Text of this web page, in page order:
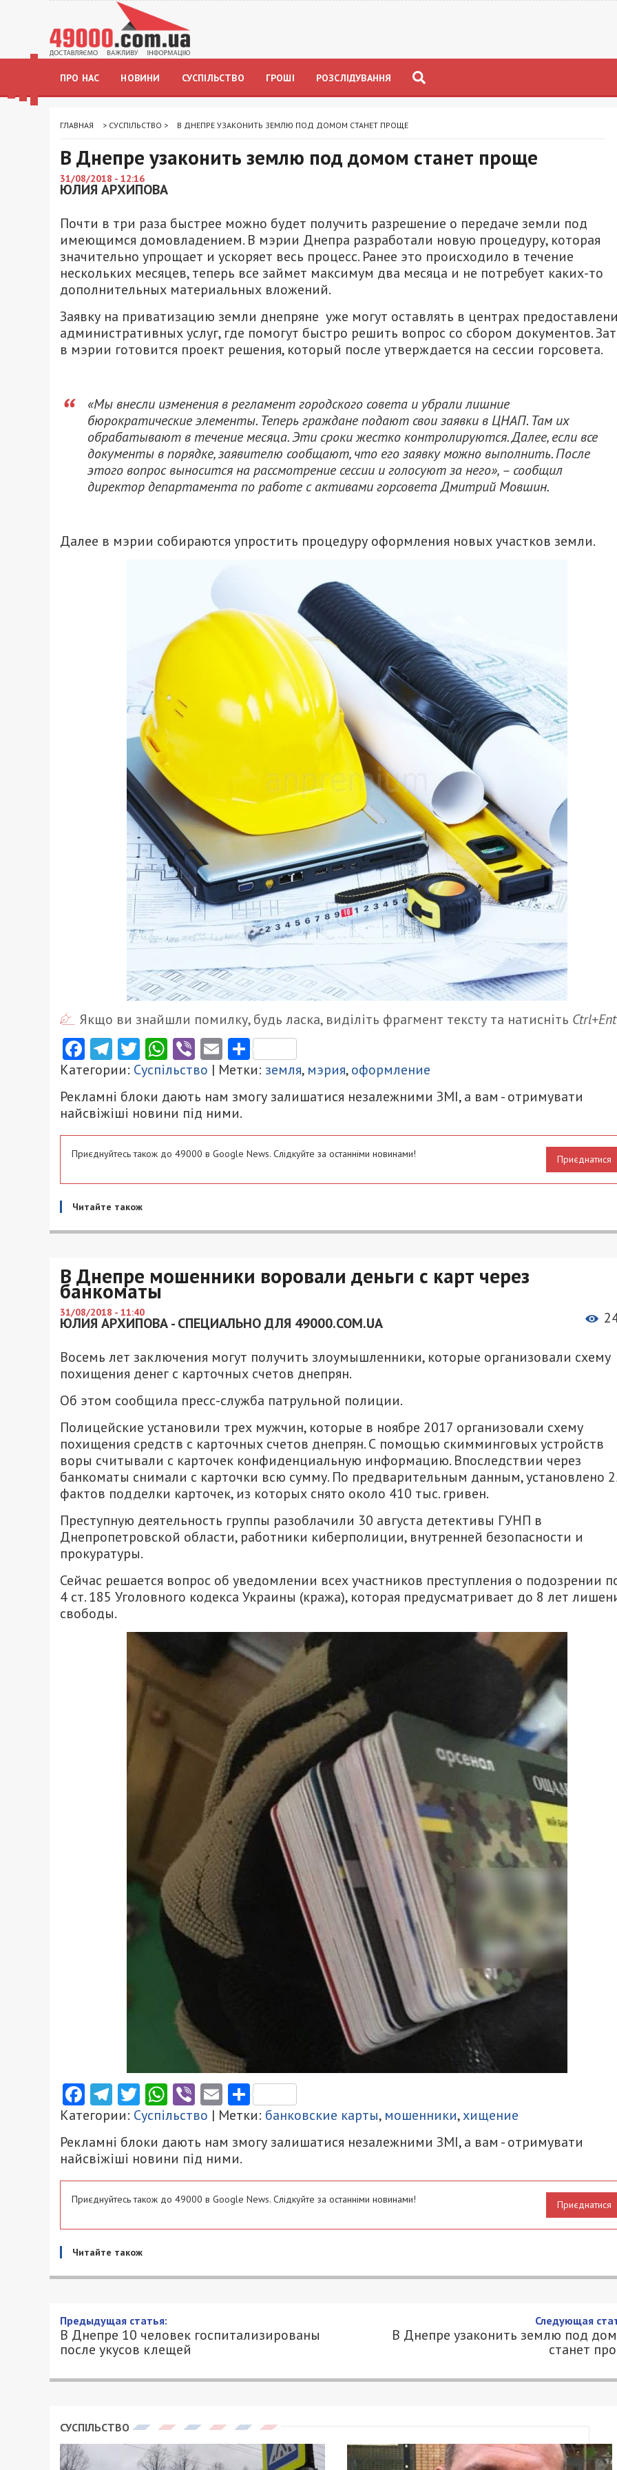
ПРО НАС НОВИНИ СУСПІЛЬСТВО ГРОШІ РОЗСЛІДУВАННЯ
ГЛАВНАЯ > СУСПІЛЬСТВО > В ДНЕПРЕ УЗАКОНИТЬ ЗЕМЛЮ ПОД ДОМОМ СТАНЕТ ПРОЩЕ
В Днепре узаконить землю под домом станет проще
31/08/2018 - 12:16
ЮЛИЯ АРХИПОВА
Почти в три раза быстрее можно будет получить разрешение о передаче земли под
имеющимся домовладением. В мэрии Днепра разработали новую процедуру, которая
значительно упрощает и ускоряет весь процесс. Ранее это происходило в течение
нескольких месяцев, теперь все займет максимум два месяца и не потребует каких-то
дополнительных материальных вложений.
Заявку на приватизацию земли днепряне уже могут оставлять в центрах
административных услуг, где помогут быстро решить вопрос со сбором документов.
в мэрии готовится проект решения, который после утверждается на сессии горсовета.
«Мы внесли изменения в регламент городского совета и убрали лишние
бюрократические элементы. Теперь граждане подают свои заявки в ЦНАП. Там их
обрабатывают в течение месяца. Эти сроки жестко контролируются. Далее, если все
документы в порядке, заявителю сообщают, что его заявку можно выполнить. После
этого вопрос выносится на рассмотрение сессии и голосуют за него», – сообщил
директор департамента по работе с активами горсовета Дмитрий Мовшин.
Далее в мэрии собираются упростить процедуру оформления новых участков земли.
Якщо ви знайшли помилку, будь ласка, виділіть фрагмент тексту та натисніть
Facebook
Telegram
Twitter
WhatsApp
ViberEmailПоділитися
Категории: Суспільство | Метки: земля, мэрия,оформление
Рекламні блоки дають нам змогу залишатися незалежними ЗМІ, а вам - отримувати
найсвіжіші новини під ними.
Приєднуйтесь також до 49000 в Google News. Слідкуйте за останніми новинами! Приєднатися
Читайте також
В Днепре мошенники воровали деньги с карт через
банкоматы
31/08/2018 - 11:40
ЮЛИЯ АРХИПОВА - СПЕЦИАЛЬНО ДЛЯ 49000.COM.UA
Восемь лет заключения могут получить злоумышленники, которые организовали схему
похищения денег с карточных счетов днепрян.
Об этом сообщила пресс-служба патрульной полиции.
Полицейские установили трех мужчин, которые в ноябре 2017 организовали схему
похищения средств с карточных счетов днепрян. С помощью скимминговых устройств
воры считывали с карточек конфиденциальную информацию. Впоследствии через
банкоматы снимали с карточки всю сумму. По предварительным данным, установлено
фактов подделки карточек, из которых снято около 410 тыс. гривен.
Преступную деятельность группы разоблачили 30 августа детективы ГУНП в
Днепропетровской области, работники киберполиции, внутренней безопасности и
прокуратуры.
Сейчас решается вопрос об уведомлении всех участников преступления о подозрении
4 ст. 185 Уголовного кодекса Украины (кража), которая предусматривает до 8 лет
свободы.
Facebook
Telegram
Twitter
WhatsApp
ViberEmailПоділитися
Категории: Суспільство | Метки: банковские карты, мошенники,хищение
Рекламні блоки дають нам змогу залишатися незалежними ЗМІ, а вам - отримувати
найсвіжіші новини під ними.
Приєднуйтесь також до 49000 в Google News. Слідкуйте за останніми новинами! Приєднатися
Читайте також
В Днепре 10 человек госпитализированы после укусов
31/08/2018 - 11:20
ЮЛИЯ АРХИПОВА - СПЕЦИАЛЬНО ДЛЯ 49000.COM.UA
На больничных койках в Днепре находятся 10 человек, которым поставили диагноз
проявляется после того, как люди побывают в лесу, на природе. Очень часто те, кого
клещ, не обращают внимания на результаты укуса, и заболевание может быть выявлено,
когда оно уже в разгаре.